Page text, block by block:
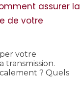
assurer la
de votre
votre
transmission.
? Quels